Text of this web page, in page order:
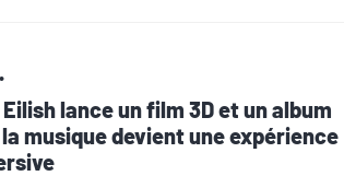
lance un film 3D et un album
musique devient une expérience